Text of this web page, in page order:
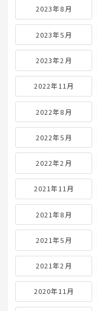
2023年8月
2023年5月
2023年2月
2022年11月
2022年8月
2022年5月
2022年2月
2021年11月
2021年8月
2021年5月
2021年2月
2020年11月